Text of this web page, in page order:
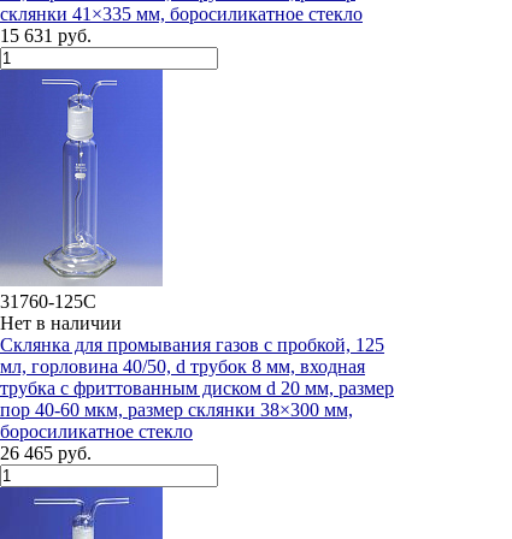
склянки 41×335 мм, боросиликатное стекло
15 631 руб.
31760-125C
Нет в наличии
Склянка для промывания газов с пробкой, 125
мл, горловина 40/50, d трубок 8 мм, входная
трубка с фриттованным диском d 20 мм, размер
пор 40-60 мкм, размер склянки 38×300 мм,
боросиликатное стекло
26 465 руб.